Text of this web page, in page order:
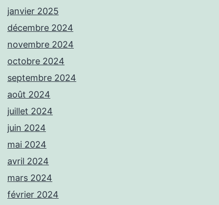
janvier 2025
décembre 2024
novembre 2024
octobre 2024
septembre 2024
août 2024
juillet 2024
juin 2024
mai 2024
avril 2024
mars 2024
février 2024